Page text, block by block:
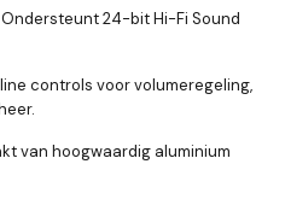
Ondersteunt 24-bit Hi-Fi Sound
controls voor volumeregeling,
van hoogwaardig aluminium